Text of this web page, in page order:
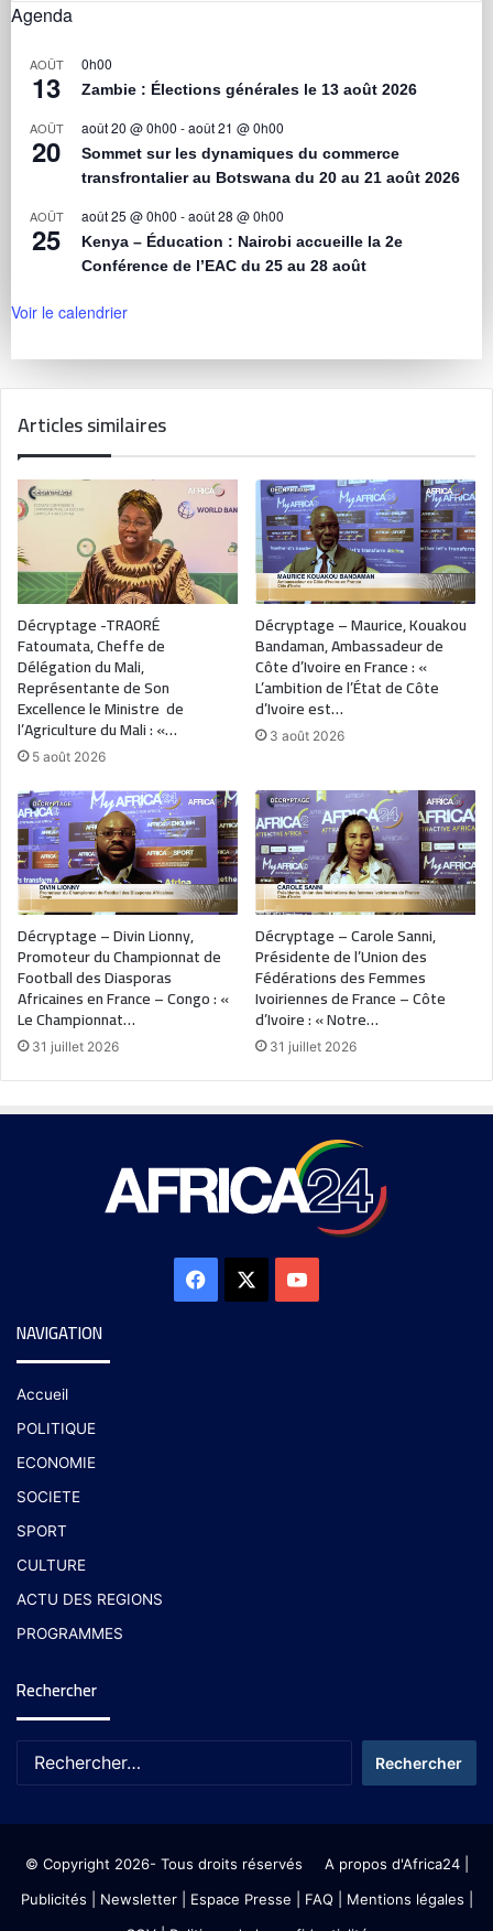
Agenda
AOÛT
13
0h00
Zambie : Élections générales le 13 août 2026
AOÛT
20
août 20 @ 0h00 -août 21 @ 0h00
Sommet sur les dynamiques du commerce
transfrontalier au Botswana du 20 au 21 août 2026
AOÛT
25
août 25 @ 0h00 -août 28 @ 0h00
Kenya – Éducation : Nairobi accueille la 2e
Conférence de l’EAC du 25 au 28 août
Voir le calendrier
Articles similaires
Décryptage -TRAORÉ
Fatoumata, Cheffe de
Délégation du Mali,
Représentante de Son
Excellence le Ministre de
l’Agriculture du Mali : «…
5 août 2026
Décryptage – Maurice, Kouakou
Bandaman, Ambassadeur de
Côte d’Ivoire en France : «
L’ambition de l’État de Côte
d’Ivoire est…
3 août 2026
Décryptage – Divin Lionny,
Promoteur du Championnat de
Football des Diasporas
Africaines en France – Congo : «
Le Championnat…
31 juillet 2026
Décryptage – Carole Sanni,
Présidente de l’Union des
Fédérations des Femmes
Ivoiriennes de France – Côte
d’Ivoire : « Notre…
31 juillet 2026
NAVIGATION
Accueil
POLITIQUE
ECONOMIE
SOCIETE
SPORT
CULTURE
ACTU DES REGIONS
PROGRAMMES
Rechercher
© Copyright 2026- Tous droits réservés A propos d'Africa24|
Publicités
Newsletter| Espace Presse | FAQ | Mentions légales